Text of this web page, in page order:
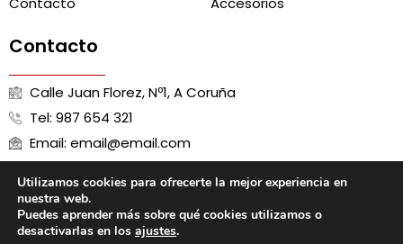
Contacto
Calle Juan Florez, Nº1, A Coruña
Tel: 987 654 321
Email: email@email.com
Aviso Legal Política de Cookies
Política de Privacidad
Utilizamos cookies para ofrecerte la mejor experiencia en
nuestra web.
Puedes aprender más sobre qué cookies utilizamos o
desactivarlas en los ajustes.